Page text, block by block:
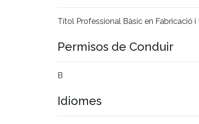
Títol Professional Bàsic en Fabricació
Permisos de Conduir
B
Idiomes